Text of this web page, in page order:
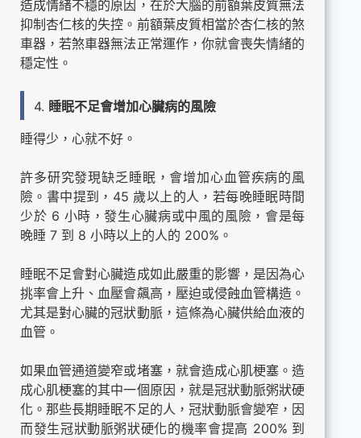
造成情緒不穩的原因，在於大腦的前額葉皮質無法
抑制杏仁核的失控。前額葉皮質相當於杏仁核的煞
車器，若煞車器無法正常運作，你就會喪失情緒的
穩定性。
4. 睡眠不足會增加心臟病的風險
睡得少，心就不好。
許多研究發現缺乏睡眠，會增加心血管疾病的風
險。書中提到，45 歲以上的人，若每晚睡眠時間
少於 6 小時，發生心臟病或中風的風險，會是每
晚睡 7 到 8 小時以上的人的 200%。
睡眠不足會對心臟造成如此嚴重的影響，是因為心
挑率會上升、血壓會飆高，壓迫或侵蝕血管構造。
尤其是對心臟的冠狀動脈，這條為心臟供給血液的
血管。
如果血管通道變窄或堵塞，就會造成心肌梗塞。造
成心肌梗塞的其中一個原因，就是冠狀動脈粥狀硬
化。那些長期睡眠不足的人，冠狀動脈會變窄，因
而發生冠狀動脈粥狀硬化的機率會提高 200% 到